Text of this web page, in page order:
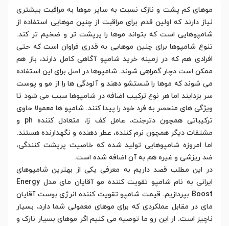
موهای کم پشت و نازک نسبت به سایر موها به مراقبت بیشتری
نیاز دارند که اولین قدم برای مراقبت از چنین موهایی استفاده از
شامپوهایی است که بتواند موها را پرپشت تر و ضخیم تر کند.
تنوع شامپوها برای چنین موهایی به قدری فراوان است که حتی
افرادی هم که در زمینه خرید شامپو آگاهی کامل دارند، باز هم
ممکن است دچار گمراهی شوند. شامپوها در اصل برای این استفاده
می شوند که موها را شستشو دهند و آلودگی ها را از مو و پوست
سر بزدایند اما هر نوع ترکیب اضافه در شامپوها سبب می شود تا
ویژگی های منحصر به فرد خود را پیدا کنند. شامپو ها معمولا حاوی
ترکیباتی همچون دترجنت، عامل کف زا، متعادل کننده ph و
مشتقات دیگر همچون نرم کننده، عطر دهنده و نگهدارنده هستند.
اما امروزه شامپوهایی تولید شده که خاصیت پرپشت کنندگی،
ضد ریزشی و غیره هم به آن اضافه شده است.
در این مطلب قصد داریم به معرفی یکی از بهترین شامپوهای
ایرانی به نام شامپو تقویت کننده مو آقایان مای مدل Energy
Boost بپردازیم. قیمت شامپو تقویت کننده انرژی بوست آقایان
مای در مقابل عملکردی که برای موهای معمولی شما دارد، بسیار
ناچیز است. از این رو ما توصیه می کنیم اگر موهای بسیار نازک و